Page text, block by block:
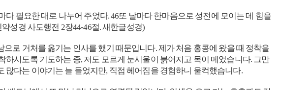
필요한 대로 나누어 주었다. 46또 날마다 한마음으로 성전에 모이는 데 힘을
성경 사도행전 2장44-46절. 새한글성경)
로 거처를 옮기는 인사를 했기 때문입니다. 제가 처음 홍콩에 왔을 때 정착을
시도록 기도하는 중, 저도 모르게 눈시울이 붉어지고 목이 메었습니다. 그만
다는 이야기는 늘 들었지만, 직접 헤어짐을 경험하니 울컥했습니다.